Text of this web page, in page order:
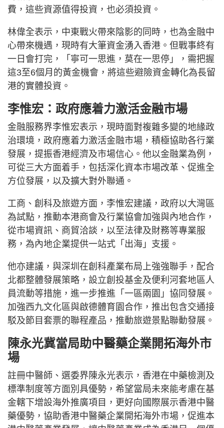
費，這些資源值得投資，也必須投資。
林偉全表示，中東戰火帶來陰影的同時，也為金融中
心帶來機遇，現時有大筆資金湧入香港。但戰事終有
一日會打完，「寧可一思進，莫在一思停」，需把握
這3至6個月的黃金機會，將這些避險資金轉化為長留
港的實體投資。
李惟宏：政府應着力激活金融市場
金融服務界李惟宏表示，現時面對複雜多變的地緣政
治環境，政府應着力激活金融市場，積極協助各行業
發展，提振香港經濟及市場信心。他以金融業為例，
可從三大方面着手，包括深化資本市場改革、促進全
方位發展，以及擴大對外聯通。
工商、創科及旅遊方面，李惟宏建議，政府以大灣區
為試點，推動本港商會及行業協會加強與內地合作，
從市場資訊、商貿洽談，以至法律及財務等專業服
務，為內地企業提供一站式「出海」支援。
他亦建議，與深圳在創科產業布局上強強聯手，配合
北都整體發展策略，設立創投基金及便利河套地區人
員流動等措施，進一步推進「一區兩園」協同發展。
加強西九文化區與啟德體育園合作，推出包含交通接
駁及節目套票的聯程產品，推動旅遊景點聯動發展。
陳永光冀當局助中醫藥企業開拓海外市
場
註冊中醫師、選委界陳永光表示，香港在中藥檢測及
標準制度等方面別具優勢，希望當局未來能考慮在基
金轄下增設海外推廣項目，更好向國際展示香港中醫
藥優勢，協助香港中醫藥企業開拓海外市場，促進本